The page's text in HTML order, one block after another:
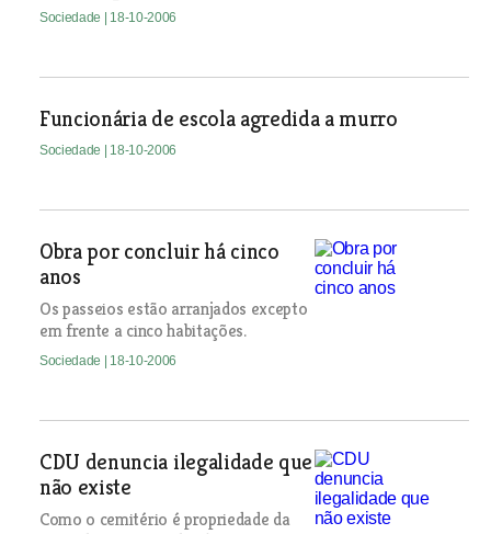
Sociedade | 18-10-2006
Funcionária de escola agredida a murro
Sociedade | 18-10-2006
Obra por concluir há cinco
anos
Os passeios estão arranjados excepto
em frente a cinco habitações.
Sociedade | 18-10-2006
CDU denuncia ilegalidade que
não existe
Como o cemitério é propriedade da